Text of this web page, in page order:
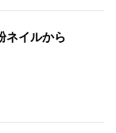
ネイルから